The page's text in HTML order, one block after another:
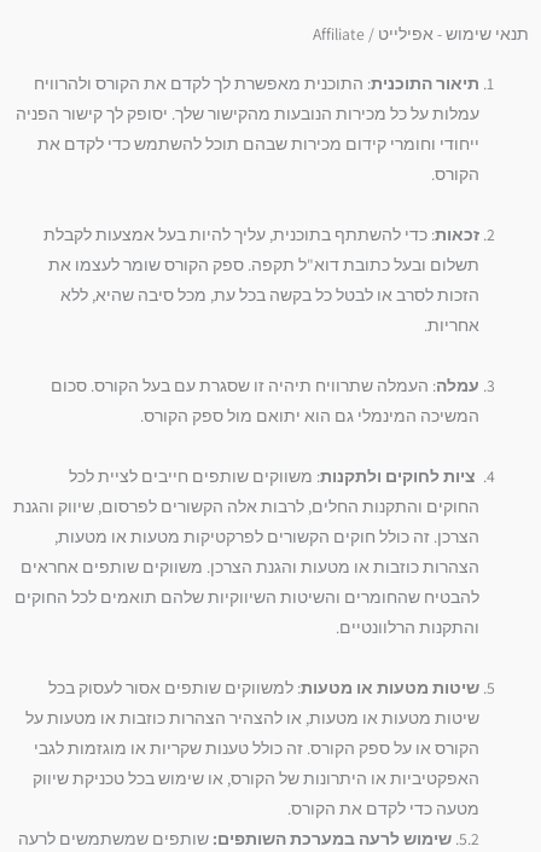
תנאי שימוש - אפילייט / Affiliate
תיאור התוכנית: התוכנית מאפשרת לך לקדם את הקורס ולהרוויח
עמלות על כל מכירות הנובעות מהקישור שלך. יסופק לך קישור הפניה
ייחודי וחומרי קידום מכירות שבהם תוכל להשתמש כדי לקדם את
הקורס.
זכאות: כדי להשתתף בתוכנית, עליך להיות בעל אמצעות לקבלת
תשלום ובעל כתובת דוא"ל תקפה. ספק הקורס שומר לעצמו את
הזכות לסרב או לבטל כל בקשה בכל עת, מכל סיבה שהיא, ללא
אחריות.
עמלה: העמלה שתרוויח תיהיה זו שסגרת עם בעל הקורס. סכום
המשיכה המינמלי גם הוא יתואם מול ספק הקורס.
ציות לחוקים ולתקנות: משווקים שותפים חייבים לציית לכל
החוקים והתקנות החלים, לרבות אלה הקשורים לפרסום, שיווק והגנת
הצרכן. זה כולל חוקים הקשורים לפרקטיקות מטעות או מטעות,
הצהרות כוזבות או מטעות והגנת הצרכן. משווקים שותפים אחראים
להבטיח שהחומרים והשיטות השיווקיות שלהם תואמים לכל החוקים
והתקנות הרלוונטיים.
שיטות מטעות או מטעות: למשווקים שותפים אסור לעסוק בכל
שיטות מטעות או מטעות, או להצהיר הצהרות כוזבות או מטעות על
הקורס או על ספק הקורס. זה כולל טענות שקריות או מוגזמות לגבי
האפקטיביות או היתרונות של הקורס, או שימוש בכל טכניקת שיווק
מטעה כדי לקדם את הקורס.
5.2. שימוש לרעה במערכת השותפים:שותפים שמשתמשים לרעה